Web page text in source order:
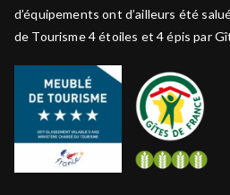
d’équipements ont d’ailleurs été
de Tourisme 4 étoiles et 4 épis par